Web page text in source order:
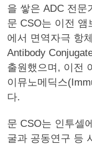
을 쌓은 ADC 전문
문 CSO는 이전 앰
에서 면역자극 항
Antibody
출원했으며, 이전
이뮤노메딕스
다.
문 CSO는 인투셀
굴과 공동연구 등